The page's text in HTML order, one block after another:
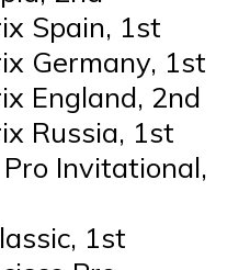
Spain, 1st
Germany, 1st
England, 2nd
Russia, 1st
Pro Invitational,
1st